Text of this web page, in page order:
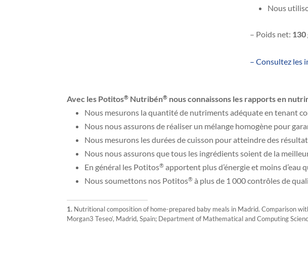
Nous
– Poids net: 130
– Consultez les
Avec les Potitos® Nutribén® nous connaissons les rapports en
Nous mesurons la quantité de nutriments adéquate en tenant
Nous nous assurons de réaliser un mélange homogène pour
Nous mesurons les durées de cuisson pour atteindre des
Nous nous assurons que tous les ingrédients soient de la
En général les Potitos® apportent plus d’énergie et moins d’eau
Nous soumettons nos Potitos® à plus de 1 000 contrôles de
1. Nutritional composition of home-prepared baby meals in Madrid. Comparison
Morgan3 Teseo’, Madrid, Spain; Department of Mathematical and Computing